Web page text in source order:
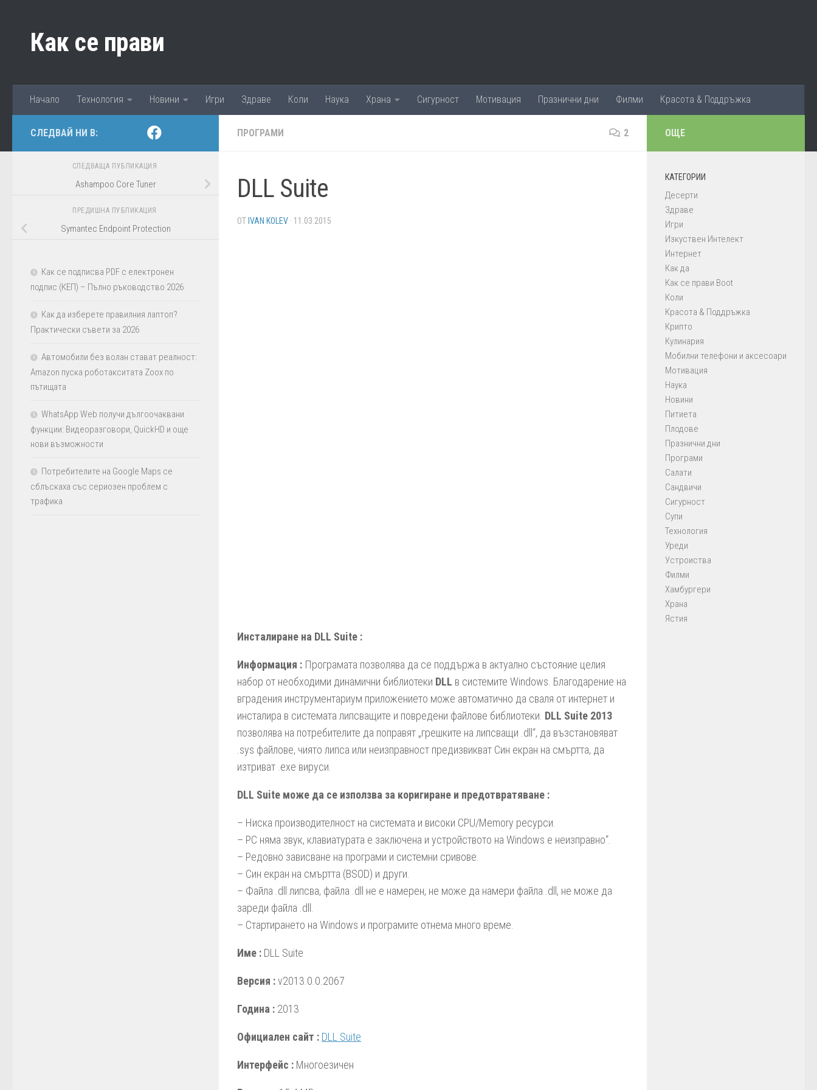
Как се прави
Начало Технология Новини Игри Здраве Коли Наука Храна Сигурност Мотивация Празнични дни Филми Красота & Поддръжка
ПРОГРАМИ 2
DLL Suite
ОТ IVAN KOLEV · 11.03.2015
Инсталиране на DLL Suite :
Информация : Програмата позволява да се поддържа в актуално състояние целия
набор от необходими динамични библиотеки DLL в системите Windows. Благодарение на
вградения инструментариум приложението може автоматично да сваля от интернет и
инсталира в системата липсващите и повредени файлове библиотеки. DLL Suite 2013
позволява на потребителите да поправят „грешките на липсващи .dll“, да възстановяват
.sys файлове, чиято липса или неизправност предизвикват Син екран на смъртта, да
изтриват .ехе вируси.
DLL Suite може да се използва за коригиране и предотвратяване :
– Ниска производителност на системата и високи CPU/Memory ресурси.
– PC няма звук, клавиатурата e заключена и устройството на Windows е неизправно“.
– Редовно зависване на програми и системни сривове.
– Син екран на смъртта (BSOD) и други.
– Файла .dll липсва, файла .dll не е намерен, не може да намери файла .dll, не може да
зареди файла .dll.
– Стартирането на Windows и програмите отнема много време.
Име : DLL Suite
Версия :v2013.0.0.2067
Година : 2013
Официален сайт : DLL Suite
Интерфейс : Многоезичен
СЛЕДВАЙ НИ В:
СЛЕДВАЩА ПУБЛИКАЦИЯ
Ashampoo Core Tuner
ПРЕДИШНА ПУБЛИКАЦИЯ
Symantec Endpoint Protection
Как се подписва PDF с електронен
подпис (КЕП) – Пълно ръководство 2026
Как да изберете правилния лаптоп?
Практически съвети за 2026
Автомобили без волан стават реалност:
Amazon пуска роботакситата Zoox по
пътищата
WhatsApp Web получи дългоочаквани
функции: Видеоразговори, QuickHD и още
нови възможности
Потребителите на Google Maps се
сблъскаха със сериозен проблем с
трафика
ОЩЕ
КАТЕГОРИИ
Десерти
Здраве
Игри
Изкуствен Интелект
Интернет
Как да
Как се прави Boot
Коли
Красота & Поддръжка
Крипто
Кулинария
Мобилни телефони и аксесоари
Мотивация
Наука
Новини
Питиета
Плодове
Празнични дни
Програми
Салати
Сандвичи
Сигурност
Супи
Технология
Уреди
Устроиства
Филми
Хамбургери
Храна
Ястия